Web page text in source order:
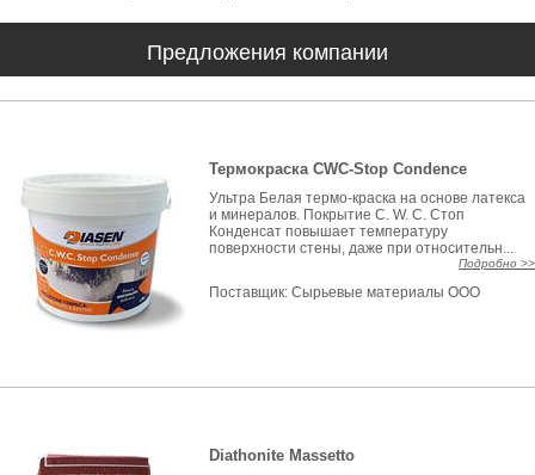
Предложения компании
Термокраска CWC-Stop Condence
Ультра Белая термо-краска на основе латекса
и минералов. Покрытие C. W. C. Стоп
Конденсат повышает температуру
поверхности стены, даже при относительн...
Подробно >>
Поставщик: Сырьевые материалы ООО
Diathonite Massetto